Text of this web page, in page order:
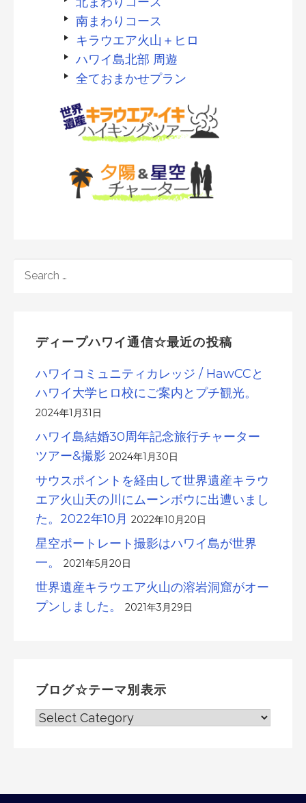
南まわりコース
キラウエア火山＋ヒロ
ハワイ島北部 周遊
全ておまかせプラン
FOR:
ディープハワイ通信☆最近の投稿
ハワイコミュニティカレッジ / HawCCと
ハワイ大学ヒロ校にご案内とプチ観光。
2024年1月31日
ハワイ島結婚30周年記念旅行チャーター
ツアー&撮影 2024年1月30日
サウスポイントを経由して世界遺産キラウ
エア火山天の川にムーンボウに出遭いまし
た。2022年10月 2022年10月20日
星空ポートレート撮影はハワイ島が世界
一。
2021年5月20日
世界遺産キラウエア火山の溶岩洞窟がオー
プンしました。
2021年3月29日
ブログ☆テーマ別表示
ブ